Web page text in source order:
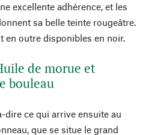
excellente adhérence, et les
sa belle teinte rougeâtre.
en outre disponibles en noir.
de morue et
bouleau
dire ce qui arrive ensuite au
que se situe le grand